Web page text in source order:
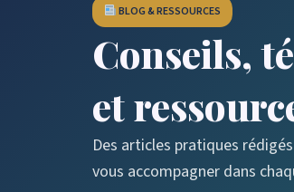
BLOG & RESSOURCES
Conseils,
et
Des articles pratiques
vous accompagner dans